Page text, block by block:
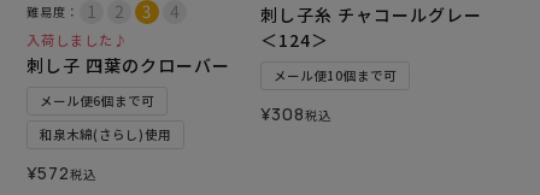
難易度：
入荷しました♪
刺し子 四葉のクローバー
メール便6個まで可
和泉木綿(さらし)使用
¥572税込
刺し子糸 チャコールグレー
＜124＞
メール便10個まで可
¥308税込